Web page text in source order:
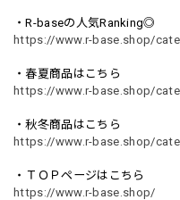
・R-baseの人気Ranking◎
https://www.r-base.shop/
・春夏商品はこちら
https://www.r-base.shop/
・秋冬商品はこちら
https://www.r-base.shop/
・ＴＯＰページはこちら
https://www.r-base.shop/